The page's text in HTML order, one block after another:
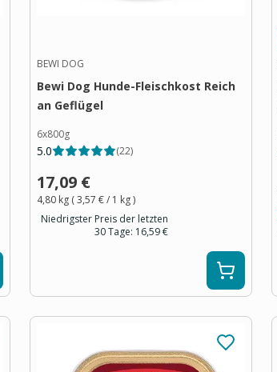
BEWI DOG
Bewi Dog Hunde-Fleischkost Reich
an Geflügel
6x800g
5.0 (22)
17,09 €
4,80 kg (3,57 €/ 1 kg)
Niedrigster Preis der letzten
30 Tage: 16,59 €